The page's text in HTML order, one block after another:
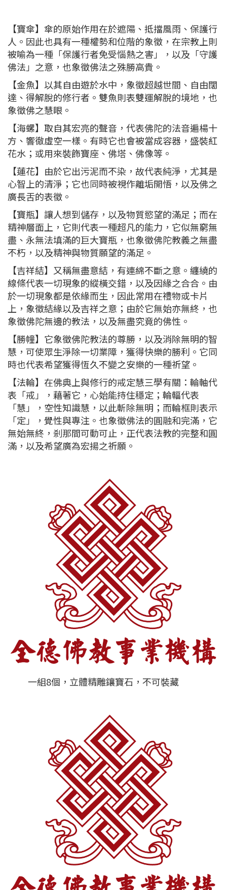
【寶傘】傘的原始作用在於遮陽、抵擋風雨、保護行
人。因此也具有一種權勢和位階的象徵，在宗教上則
被喻為一種「保護行者免受惱熱之害」，以及「守護
佛法」之意，也象徵佛法之殊勝高貴。
【金魚】以其自由遊於水中，象徵超越世間、自由闊
達、得解脫的修行者。雙魚則表雙運解脫的境地，也
象徵佛之慧眼。
【海螺】取自其宏亮的聲音，代表佛陀的法音遍楊十
方、響徹虛空一樣。有時它也會被當成容器，盛裝紅
花水；或用來裝飾寶座、佛塔、佛像等。
【蓮花】由於它出污泥而不染，故代表純淨，尤其是
心智上的清淨；它也同時被視作離垢開悟，以及佛之
廣長舌的表徵。
【寶瓶】讓人想到儲存，以及物質慾望的滿足；而在
精神層面上，它則代表一種超凡的能力，它似無窮無
盡、永無法填滿的巨大寶瓶，也象徵佛陀教義之無盡
不朽，以及精神與物質願望的滿足。
【吉祥結】又稱無盡意結，有連綿不斷之意。纏繞的
線條代表一切現象的縱橫交錯，以及因緣之合合。由
於一切現象都是依緣而生，因此常用在禮物或卡片
上，象徵結緣以及吉祥之意；由於它無始亦無終，也
象徵佛陀無邊的教法，以及無盡究竟的佛性。
【勝幢】它象徵佛陀教法的尊勝，以及消除無明的智
慧，可使眾生淨除一切業障，獲得快樂的勝利。它同
時也代表希望獲得恆久不變之安樂的一種祈望。
【法輪】在佛典上與修行的戒定慧三學有關：輪軸代
表「戒」，藉著它，心始能持住穩定；輪輻代表
「慧」，空性知識慧，以此斬除無明；而輪框則表示
「定」，覺性與專注。也象徵佛法的圓融和完滿，它
無始無終，剎那間可動可止，正代表法教的完整和圓
滿，以及希望廣為宏揚之祈願。
一組8個，立體精雕鑲寶石，不可裝藏